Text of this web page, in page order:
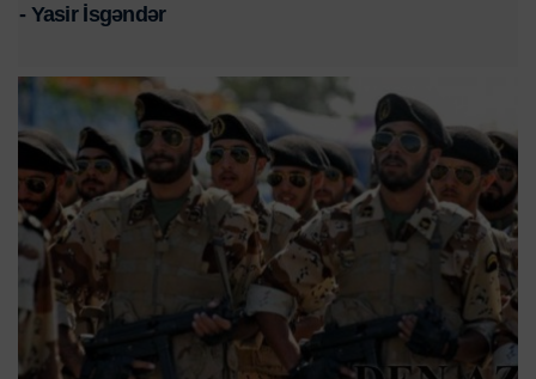
- Yasir İsgəndər